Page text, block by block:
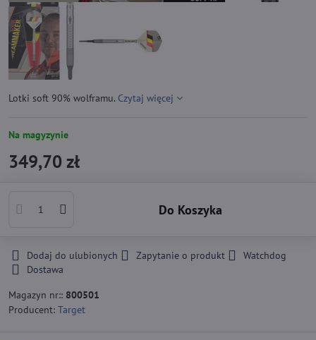
Lotki soft 90% wolframu. Czytaj więcej
Na magyzynie
349,70 zł
Do Koszyka
Dodaj do ulubionych Zapytanie o produkt
Watchdog
Dostawa
Magazyn nr:: 800501
Producent: Target